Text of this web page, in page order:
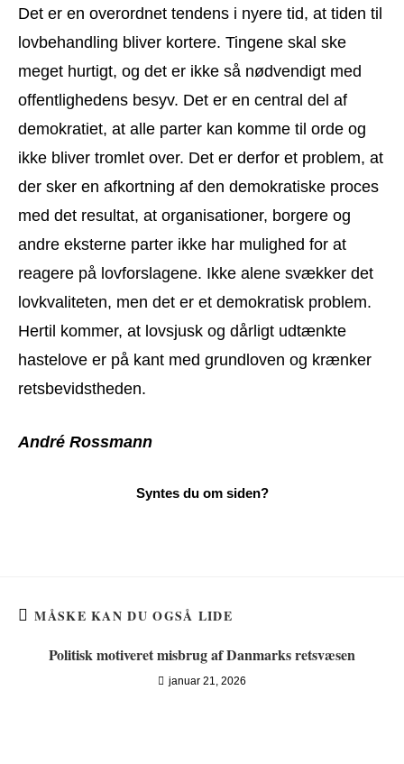
Det er en overordnet tendens i nyere tid, at tiden til
lovbehandling bliver kortere. Tingene skal ske
meget hurtigt, og det er ikke så nødvendigt med
offentlighedens besyv. Det er en central del af
demokratiet, at alle parter kan komme til orde og
ikke bliver tromlet over. Det er derfor et problem, at
der sker en afkortning af den demokratiske proces
med det resultat, at organisationer, borgere og
andre eksterne parter ikke har mulighed for at
reagere på lovforslagene. Ikke alene svækker det
lovkvaliteten, men det er et demokratisk problem.
Hertil kommer, at lovsjusk og dårligt udtænkte
hastelove er på kant med grundloven og krænker
retsbevidstheden.
André Rossmann
MÅSKE KAN DU OGSÅ LIDE
Politisk motiveret misbrug af Danmarks retsvæsen
januar 21, 2026